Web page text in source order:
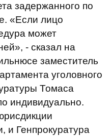
задержанного по
«Если лицо
может
- сказал на
заместитель
уголовного
Томаса
индивидуально.
и Генпрокуратура